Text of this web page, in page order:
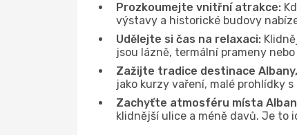
Prozkoumejte vnitřní atrakce:
výstavy a historické budovy
Udělejte si čas na relaxaci:
jsou lázně, termální prameny
Zažijte tradice destinace Albany,
jako kurzy vaření, malé prohlídky
Zachyťte atmosféru místa
klidnější ulice a méně davů. Je to